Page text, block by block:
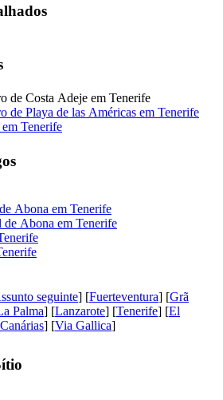
de Costa Adeje em Tenerife
de Playa de las Américas em Tenerife
Tenerife
Abona em Tenerife
Abona em Tenerife
seguinte] [Fuerteventura] [Grã
Palma] [Lanzarote] [Tenerife] [El
Canárias] [Via Gallica]